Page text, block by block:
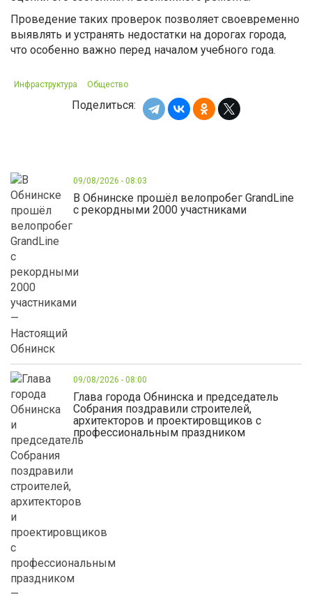
09/08/2026 - 08:03
В Обнинске прошёл велопробег GrandLine
с рекордными 2000 участниками
09/08/2026 - 08:00
Глава города Обнинска и председатель
Собрания поздравили строителей,
архитекторов и проектировщиков с
профессиональным праздником
Проведение таких проверок позволяет своевременно
выявлять и устранять недостатки на дорогах города,
что особенно важно перед началом учебного года.
Инфраструктура Общество
Поделиться: